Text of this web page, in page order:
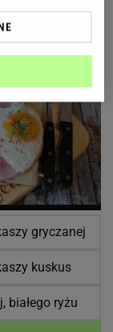
gryczanej
kuskus
białego ryżu